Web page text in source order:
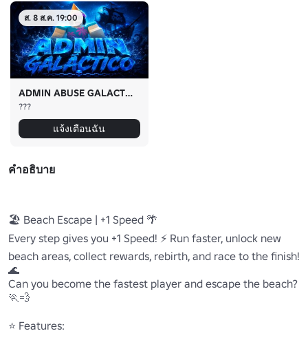
ส. 8 ส.ค. 19:00
ADMIN ABUSE GALACTICO
???
แจ้งเตือนฉัน
คำอธิบาย
🏖️ Beach Escape | +1 Speed 🌴
Every step gives you +1 Speed! ⚡ Run faster, unlock new
beach areas, collect rewards, rebirth, and race to the finish!
🌊
Can you become the fastest player and escape the beach?
🏃💨
⭐ Features: